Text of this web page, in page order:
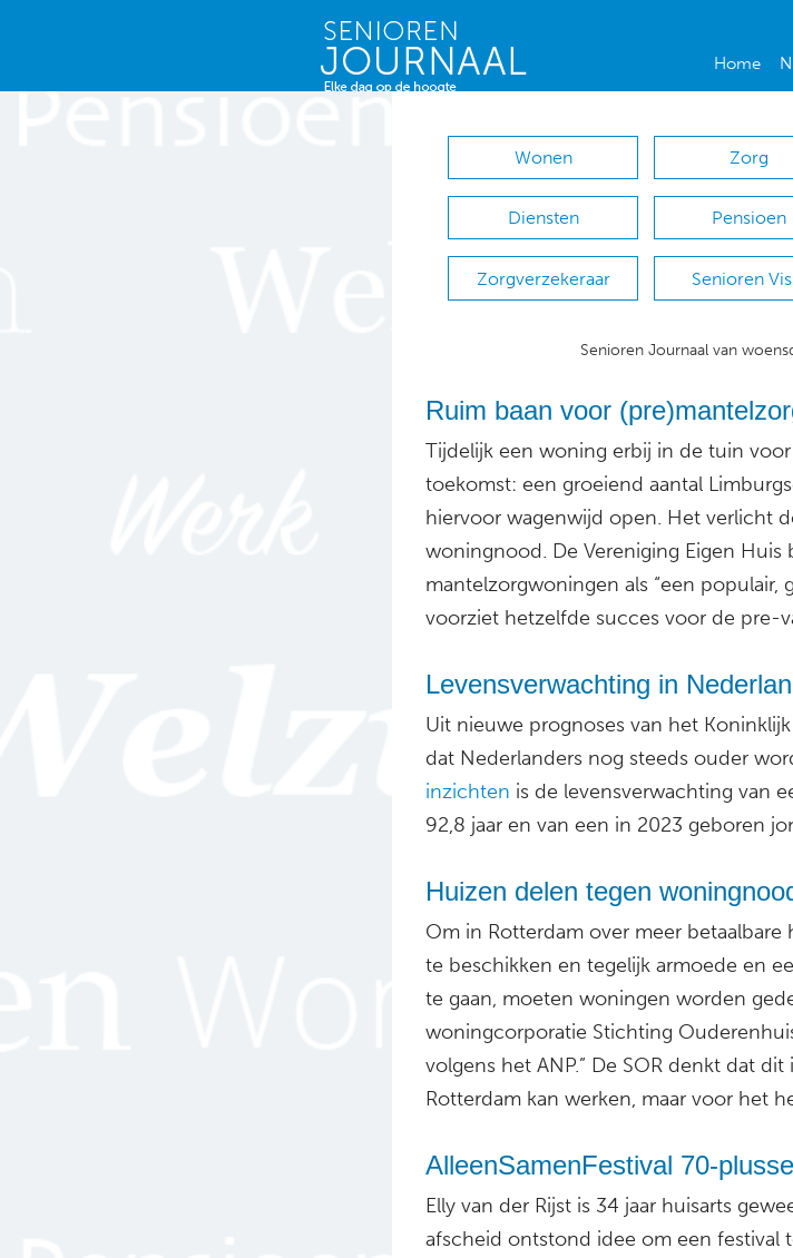
Home
Wonen Zorg
Diensten Pensioen
Zorgverzekeraar Senioren
Senioren Journaal van
Ruim baan voor
Tijdelijk een woning erbij in de tuin
toekomst: een groeiend aantal
hiervoor wagenwijd open. Het verlicht
woningnood. De Vereniging Eigen Huis
mantelzorgwoningen als “een populair,
voorziet hetzelfde succes voor de pre-
Levensverwachting in
Uit nieuwe prognoses van het
dat Nederlanders nog steeds ouder
inzichten is de levensverwachting van
92,8 jaar en van een in 2023 geboren
Huizen delen tegen
Om in Rotterdam over meer
te beschikken en tegelijk armoede en
te gaan, moeten woningen worden
woningcorporatie Stichting
volgens het ANP.” De SOR denkt dat
Rotterdam kan werken, maar voor het
AlleenSamenFestival 70-
Elly van der Rijst is 34 jaar huisarts
afscheid ontstond idee om een festival